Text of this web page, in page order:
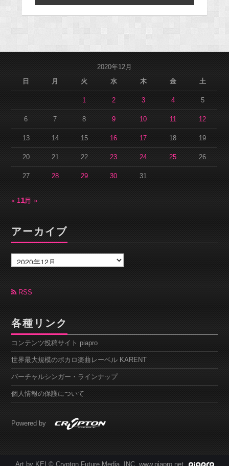
2020年12月
日
月 火 水 木 金 土
1 2 3 4 5
6 7 8 9 10 11 12
13 14 15 16 17 18 19
20 21 22 23 24 25 26
27 28 29 30 31
« 11月1月 »
アーカイブ
ー
カ
ブ RSS
各種リンク
コンテンツ投稿サイト piapro
世界最大規模のボカロ楽曲レーベル KARENT
バーチャルシンガー・ラインナップ
個人情報の保護について
Powered by